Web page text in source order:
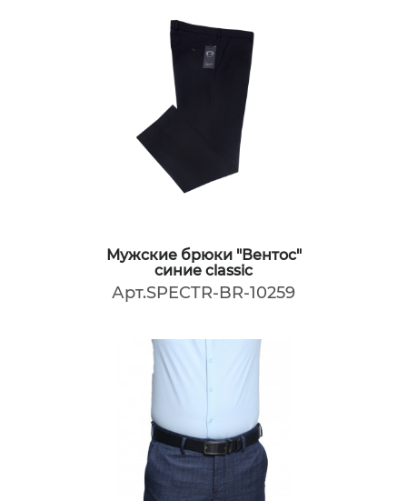
Мужские брюки "Вентос"
синие classic
Арт.SPECTR-BR-10259